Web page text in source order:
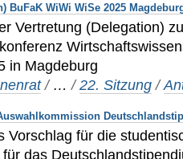
BuFaK WiWi WiSe 2025
Vertretung (Delegation)
in Magdeburg
/ …/22. Sitzung /
Vorschlag für die
das